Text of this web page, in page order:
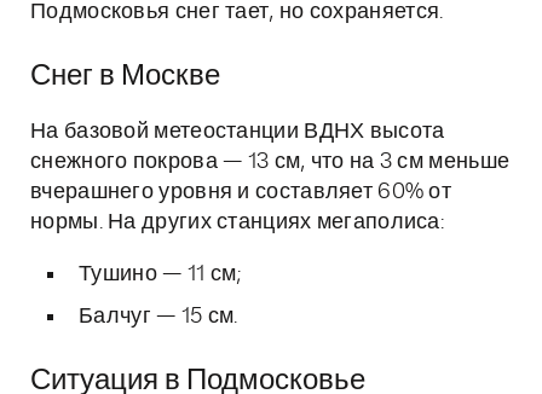
Подмосковья снег тает, но сохраняется.
Снег в Москве
На базовой метеостанции ВДНХ высота
снежного покрова — 13 см, что на 3 см меньше
вчерашнего уровня и составляет 60% от
нормы. На других станциях мегаполиса:
Тушино — 11 см;
Балчуг — 15 см.
Ситуация в Подмосковье